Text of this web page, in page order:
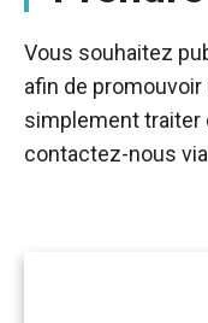
Vous souhaitez
afin de
simplement traiter
contactez-nous